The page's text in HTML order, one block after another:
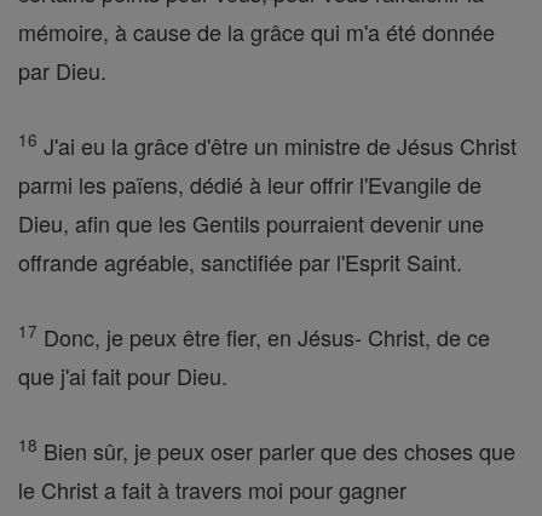
mémoire, à cause de la grâce qui m'a été donnée
par Dieu.
16 J'ai eu la grâce d'être un ministre de Jésus Christ
parmi les païens, dédié à leur offrir l'Evangile de
Dieu, afin que les Gentils pourraient devenir une
offrande agréable, sanctifiée par l'Esprit Saint.
17 Donc, je peux être fier, en Jésus- Christ, de ce
que j'ai fait pour Dieu.
18 Bien sûr, je peux oser parler que des choses que
le Christ a fait à travers moi pour gagner